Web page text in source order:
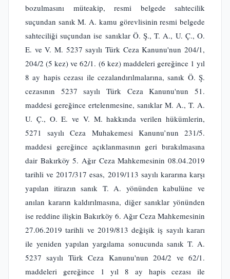
bozulmasını müteakip, resmi belgede sahtecilik
suçundan sanık M. A. kamu görevlisinin resmi belgede
sahteciliği suçundan ise sanıklar Ö. Ş., T. A., U. Ç., O.
E. ve V. M. 5237 sayılı Türk Ceza Kanunu'nun 204/1,
204/2 (5 kez) ve 62/1. (6 kez) maddeleri gereğince 1 yıl
8 ay hapis cezası ile cezalandırılmalarına, sanık Ö. Ş.
cezasının 5237 sayılı Türk Ceza Kanunu'nun 51.
maddesi gereğince ertelenmesine, sanıklar M. A., T. A.
U. Ç., O. E. ve V. M. hakkında verilen hükümlerin,
5271 sayılı Ceza Muhakemesi Kanunu’nun 231/5.
maddesi gereğince açıklanmasının geri bırakılmasına
dair Bakırköy 5. Ağır Ceza Mahkemesinin 08.04.2019
tarihli ve 2017/317 esas, 2019/113 sayılı kararına karşı
yapılan itirazın sanık T. A. yönünden kabulüne ve
anılan kararın kaldırılmasına, diğer sanıklar yönünden
ise reddine ilişkin Bakırköy 6. Ağır Ceza Mahkemesinin
27.06.2019 tarihli ve 2019/813 değişik iş sayılı kararı
ile yeniden yapılan yargılama sonucunda sanık T. A.
5237 sayılı Türk Ceza Kanunu'nun 204/2 ve 62/1.
maddeleri gereğince 1 yıl 8 ay hapis cezası ile